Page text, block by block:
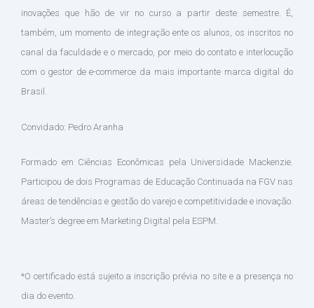
inovações que hão de vir no curso a partir deste semestre. É,
também, um momento de integração ente os alunos, os inscritos no
canal da faculdade e o mercado, por meio do contato e interlocução
com o gestor de e-commerce da mais importante marca digital do
Brasil.
Convidado: Pedro Aranha
Formado em Ciências Econômicas pela Universidade Mackenzie.
Participou de dois Programas de Educação Continuada na FGV nas
áreas de tendências e gestão do varejo e competitividade e inovação.
Master’s degree em Marketing Digital pela ESPM.
*O certificado está sujeito a inscrição prévia no site e a presença no
dia do evento.